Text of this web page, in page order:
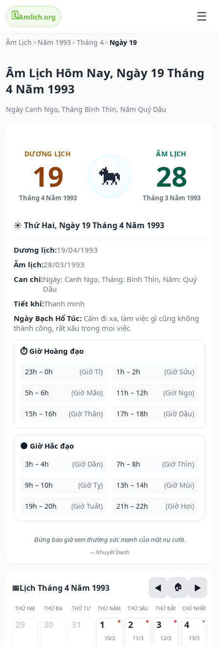
🗓️Amlich.org
Âm Lịch > Năm 1993 >Tháng 4> Ngày 19
Âm Lịch Hôm Nay, Ngày 19 Tháng
4 Năm 1993
Ngày Canh Ngọ, Tháng Bính Thìn, Năm Quý Dậu
DƯƠNG LỊCH
19
Tháng 4 Năm 1993
🐎
ÂM LỊCH
28
Tháng 3 Năm 1993
☀️ Thứ Hai, Ngày 19 Tháng 4 Năm 1993
Dương lịch:19/04/1993
Âm lịch:28/03/1993
Can chi:Ngày: Canh Ngọ, Tháng: Bính Thìn, Năm: Quý
Dậu
Tiết khí:Thanh minh
Ngày Bạch Hổ Túc: Cấm đi xa, làm việc gì cũng không
thành công, rất xấu trong mọi việc
⏱️ Giờ Hoàng đạo
23h – 0h (Giờ Tí) 1h – 2h (Giờ Sửu)
5h – 6h (Giờ Mão) 11h – 12h (Giờ Ngọ)
15h – 16h (Giờ Thân) 17h – 18h (Giờ Dậu)
🌑 Giờ Hắc đạo
3h – 4h (Giờ Dần) 7h – 8h (Giờ Thìn)
9h – 10h (Giờ Tỵ) 13h – 14h (Giờ Mùi)
19h – 20h (Giờ Tuất) 21h – 22h (Giờ Hợi)
Đừng bao giờ xem thường sức mạnh của một nụ cười.
— Khuyết Danh
Lịch Tháng 4 Năm 1993
THỨ HAI THỨ BA THỨ TƯ THỨ NĂM THỨ SÁU THỨ BẢY CHỦ NHẬT
29 30 31 1
10/3
2
11/3
3
12/3
4
13/3